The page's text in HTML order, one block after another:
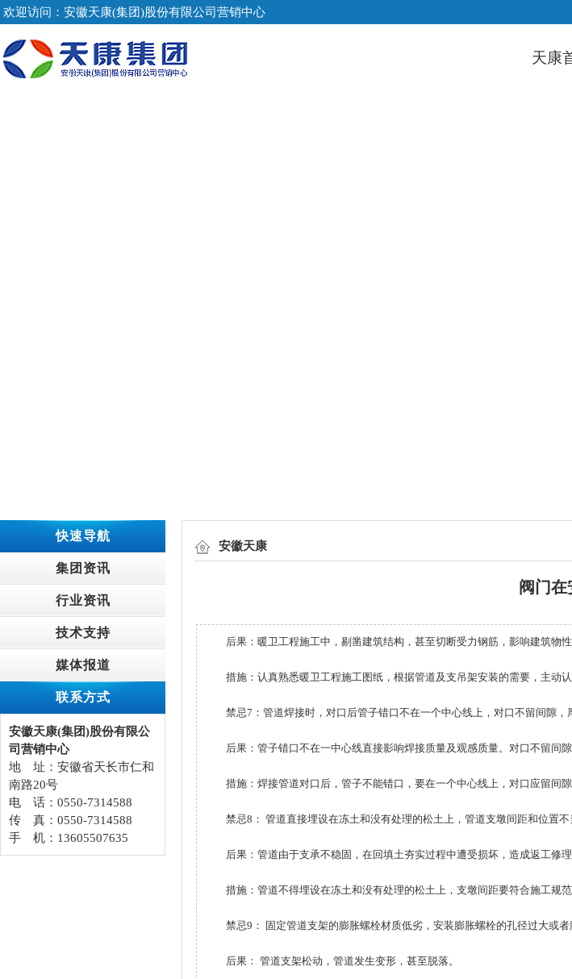
欢迎访问：安徽天康(集团)股份有限公司营销中心
天康
快速导航
集团资讯
行业资讯
技术支持
媒体报道
联系方式
安徽天康(集团)股份有限公
司营销中心
地 址：安徽省天长市仁和
南路20号
电 话：0550-7314588
传 真：0550-7314588
手 机：13605507635
安徽天康
阀门在
后果：暖卫工程施工中，剔凿建筑结构，甚至切断受力钢筋，影响建筑物性
措施：认真熟悉暖卫工程施工图纸，根据管道及支吊架安装的需要，主动认
禁忌7：管道焊接时，对口后管子错口不在一个中心线上，对口不留间隙，
后果：管子错口不在一中心线直接影响焊接质量及观感质量。对口不留间隙
措施：焊接管道对口后，管子不能错口，要在一个中心线上，对口应留间隙
禁忌8： 管道直接埋设在冻土和没有处理的松土上，管道支墩间距和位置不
后果：管道由于支承不稳固，在回填土夯实过程中遭受损坏，造成返工修理
措施：管道不得埋设在冻土和没有处理的松土上，支墩间距要符合施工规范
禁忌9： 固定管道支架的膨胀螺栓材质低劣，安装膨胀螺栓的孔径过大或者
后果： 管道支架松动，管道发生变形，甚至脱落。